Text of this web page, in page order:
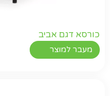
כורסא דגם אביב
מעבר למוצר